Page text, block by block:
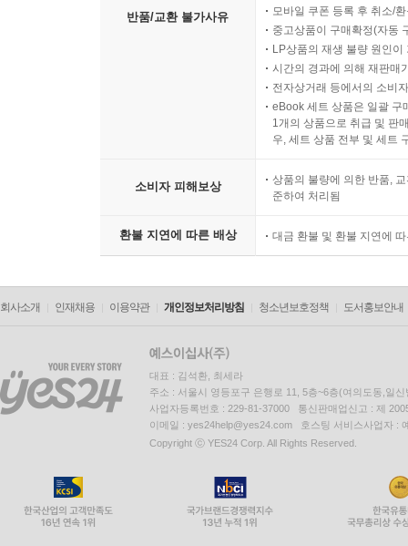
반품/교환 불가사유
모바일 쿠폰 등록 후 취소/
중고상품이 구매확정(자동
LP상품의 재생 불량 원인
시간의 경과에 의해 재판매
전자상거래 등에서의 소비
eBook 세트 상품은 일괄 구
1개의 상품으로 취급 및 판
우, 세트 상품 전부 및 세트
소비자 피해보상
상품의 불량에 의한 반품,
준하여 처리됨
환불 지연에 따른 배상 대금 환불 및 환불 지연에
회사소개 인재채용 이용약관 개인정보처리방침 청소년보호정책 도서홍보안내
대표 : 김석환, 최세라
주소 : 서울시 영등포구 은행로 11, 5층~6층(여의도동,일신
사업자등록번호 : 229-81-37000 통신판매업신고 : 제
이메일 : yes24help@yes24.com 호스팅 서비스사업자 :
Copyright ⓒ YES24 Corp. All Rights Reserved.